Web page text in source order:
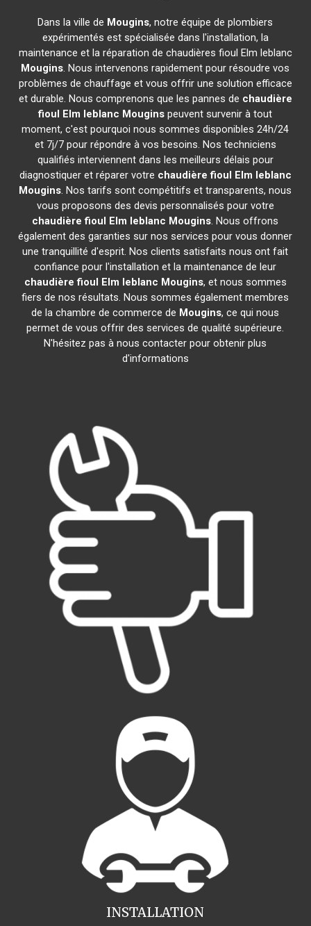
Dans la ville de Mougins, notre équipe de plombiers
expérimentés est spécialisée dans l'installation, la
maintenance et la réparation de chaudières fioul Elm leblanc
Mougins. Nous intervenons rapidement pour résoudre vos
problèmes de chauffage et vous offrir une solution efficace
et durable. Nous comprenons que les pannes de chaudière
fioul Elm leblanc Mougins peuvent survenir à tout
moment, c'est pourquoi nous sommes disponibles 24h/24
et 7j/7 pour répondre à vos besoins. Nos techniciens
qualifiés interviennent dans les meilleurs délais pour
diagnostiquer et réparer votre chaudière fioul Elm leblanc
Mougins. Nos tarifs sont compétitifs et transparents, nous
vous proposons des devis personnalisés pour votre
chaudière fioul Elm leblanc Mougins. Nous offrons
également des garanties sur nos services pour vous donner
une tranquillité d'esprit. Nos clients satisfaits nous ont fait
confiance pour l'installation et la maintenance de leur
chaudière fioul Elm leblanc Mougins, et nous sommes
fiers de nos résultats. Nous sommes également membres
de la chambre de commerce de Mougins, ce qui nous
permet de vous offrir des services de qualité supérieure.
N'hésitez pas à nous contacter pour obtenir plus
d'informations
INSTALLATION